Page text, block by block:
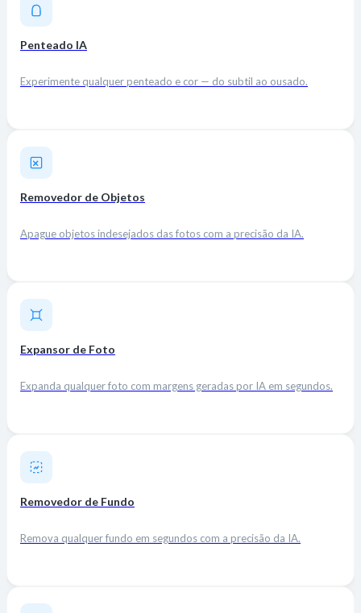
Penteado IA
Experimente qualquer penteado e cor — do subtil ao ousado.
Removedor de Objetos
Apague objetos indesejados das fotos com a precisão da IA.
Expansor de Foto
Expanda qualquer foto com margens geradas por IA em segundos.
Removedor de Fundo
Remova qualquer fundo em segundos com a precisão da IA.